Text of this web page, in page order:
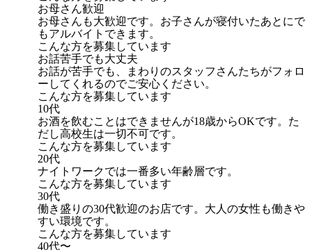
お母さん歓迎
お母さんも大歓迎です。お子さんが寝付いたあとにで
もアルバイトできます。
こんな方を募集しています
お話苦手でも大丈夫
お話が苦手でも、まわりのスタッフさんたちがフォロ
ーしてくれるのでご安心ください。
こんな方を募集しています
10代
お酒を飲むことはできませんが18歳からOKです。た
だし高校生は一切不可です。
こんな方を募集しています
20代
ナイトワークでは一番多い年齢層です。
こんな方を募集しています
30代
働き盛りの30代歓迎のお店です。大人の女性も働きや
すい環境です。
こんな方を募集しています
40代〜